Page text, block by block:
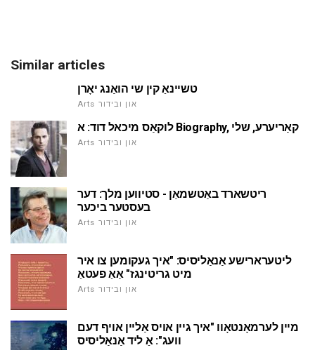
Similar articles
טשיינאַ קין שי הואַנג יאָרן
Arts און ובידור
לוקאַס מיכאל דוד: א Biography, קאַריערע, שלי
Arts און ובידור
ריטשארד באַטשמאַן - סטיווען מלך: דער
בעסטער ביכער
Arts און ובידור
ליטערארישע אַנאַליסיס: "איך געקומען צו איר
מיט גריטינגז" אַאַ פעטאַ
Arts און ובידור
מיין לערמאָנטאָוו "איך גיין אויס אַליין אויף דעם
וועג": אַ ליד אַנאַליסיס